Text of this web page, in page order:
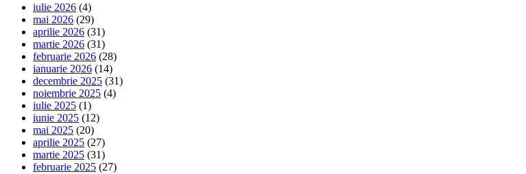
iulie 2026 (4)
mai 2026 (29)
aprilie 2026 (31)
martie 2026 (31)
februarie 2026 (28)
ianuarie 2026 (14)
decembrie 2025 (31)
noiembrie 2025 (4)
iulie 2025 (1)
iunie 2025 (12)
mai 2025 (20)
aprilie 2025 (27)
martie 2025 (31)
februarie 2025 (27)